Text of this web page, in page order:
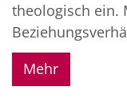
theologisch ein.
Mehr